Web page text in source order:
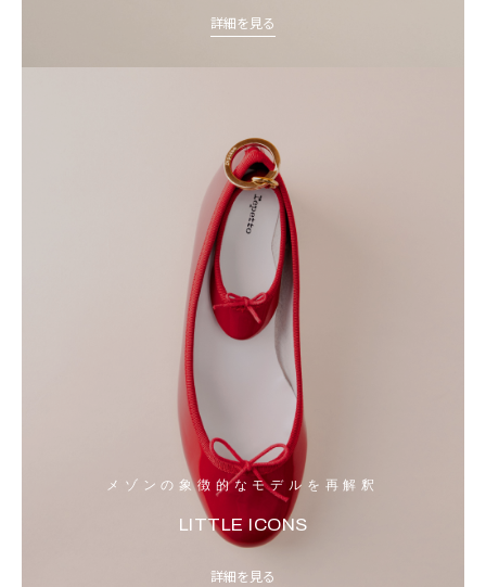
詳細を見る
メゾンの象徴的なモデルを再解釈
LITTLE ICONS
詳細を見る